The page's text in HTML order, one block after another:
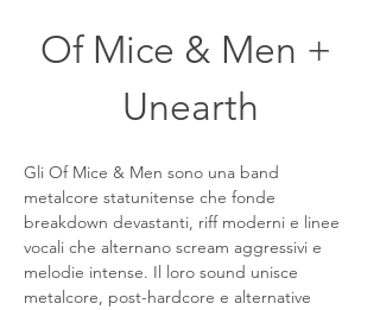
Of Mice & Men +
Unearth
Gli Of Mice & Men sono una band
metalcore statunitense che fonde
breakdown devastanti, riff moderni e linee
vocali che alternano scream aggressivi e
melodie intense. Il loro sound unisce
metalcore, post-hardcore e alternative